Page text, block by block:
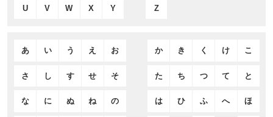
U V W X Y Z
あ い う え お か き く け こ
さ し す せ そ た ち つ て と
な に ぬ ね の は ひ ふ へ ほ